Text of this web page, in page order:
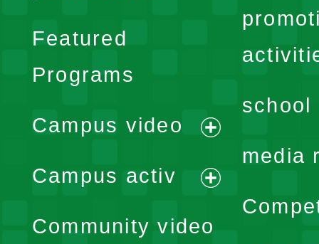
school
media
Featured
Programs
Campus video
expand
menu
Campus activ
expand
Community video